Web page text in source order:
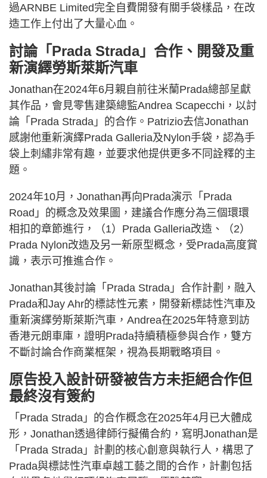
過ARNBE Limited完全自費開發有關手袋樣品，在改
造工作上付出了大量心血。
討論「Prada Strada」合作、開發及重
新演繹勞斯萊斯汽車
Jonathan在2024年6月親自前往米蘭Prada總部呈獻
其作品，會見零售建築總監Andrea Scapecchi，以討
論「Prada Strada」的合作。Patrizio去信Jonathan
感謝他重新演繹Prada Galleria及Nylon手袋，認為手
袋上刺繡非常有趣，並要求他提供更多不同詮釋的主
題。
2024年10月，Jonathan再向Prada演示「Prada
Road」的概念及效果圖，建議合作應分為三個環環
相扣的章節進行，（1）Prada Galleria改造、（2）
Prada Nylon改造及另一新原型概念，受Prada高度賞
識，表示可推進合作。
Jonathan其後討論「Prada Strada」合作計劃，融入
Prada和Jay Ahr的標誌性元素，開發新標誌性汽車及
重新演繹勞斯萊斯汽車，Andrea在2025年特意到訪
香港元朗車庫，證明Prada持續積極參與合作，雙方
不斷討論合作商業框架，視為長期戰略項目。
原告投入設計研發被告方未拒絕合作但
最終沒有簽約
「Prada Strada」的合作概念在2025年4月已大體成
形，Jonathan透過律師行擬備合約，寫明Jonathan是
「Prada Strada」計劃的核心創意與執行人，構思了
Prada與標誌性汽車卓越工藝之間的合作，計劃包括